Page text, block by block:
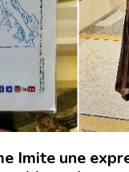
Imite une